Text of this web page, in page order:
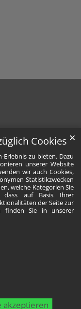
Cookies
zu bieten. Dazu
unserer Website
wir auch Cookies,
Statistikzwecken
welche Kategorien Sie
dass auf Basis Ihrer
der Seite zur
finden Sie in unserer
akzeptieren
✕
auf auf